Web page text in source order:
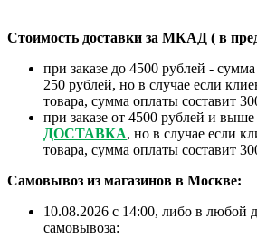
Стоимость доставки за МКАД ( в
при заказе до 4500 рублей - сумма
250 рублей, но в случае если
товара, сумма оплаты составит
при заказе от 4500 рублей и выше
ДОСТАВКА, но в случае если
товара, сумма оплаты составит
Самовывоз из магазинов в Москве:
10.08.2026 с 14:00, либо в любой
самовывоза: